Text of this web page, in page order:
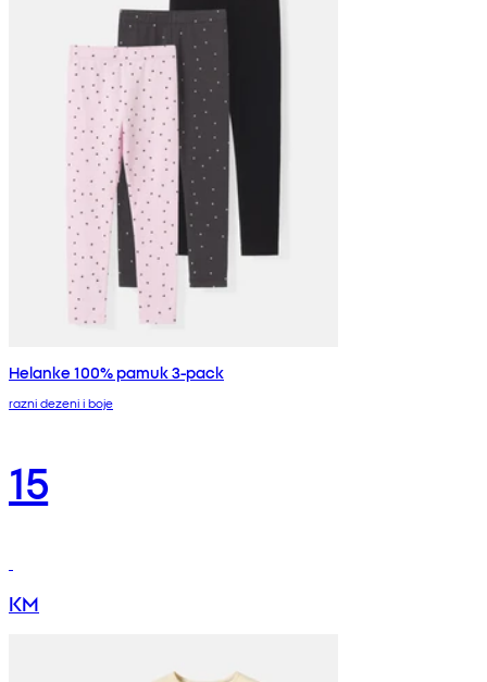
Helanke 100% pamuk 3-pack
razni dezeni i boje
15
KM